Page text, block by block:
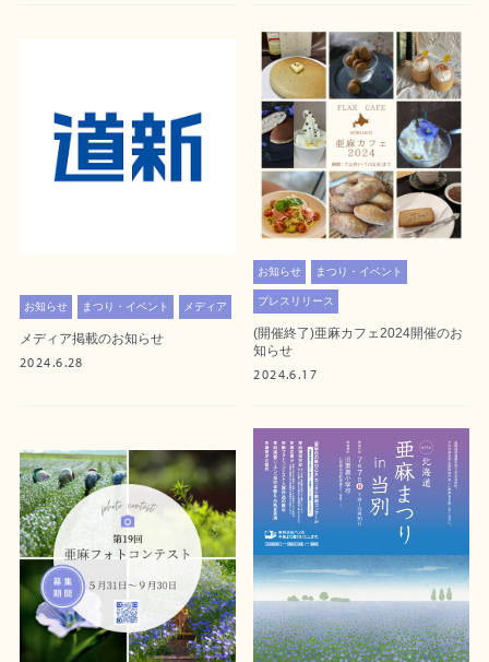
お知らせ まつり・イベント メディア
メディア掲載のお知らせ
2024.6.28
お知らせ まつり・イベント
プレスリリース
(開催終了)亜麻カフェ2024開催のお
知らせ
2024.6.17